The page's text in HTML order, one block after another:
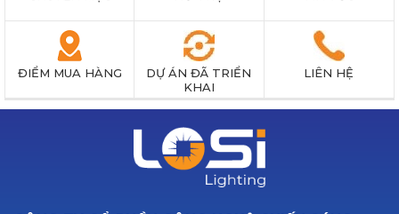
ĐIỂM MUA HÀNG
DỰ ÁN ĐÃ TRIỂN
KHAI
LIÊN HỆ